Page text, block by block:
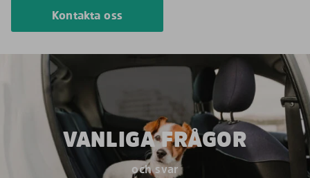
Kontakta oss
VANLIGA FRÅGOR
och svar